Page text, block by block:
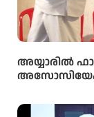
അയ്യാരിൽ